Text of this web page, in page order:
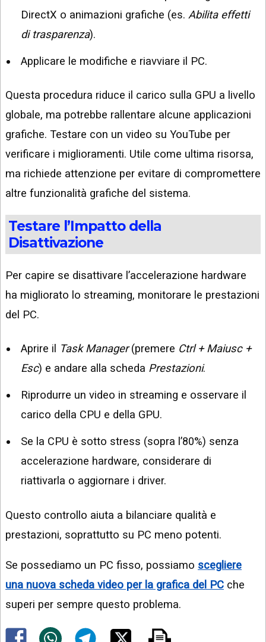
DirectX o animazioni grafiche (es. Abilita effetti
di trasparenza).
Applicare le modifiche e riavviare il PC.
Questa procedura riduce il carico sulla GPU a livello
globale, ma potrebbe rallentare alcune applicazioni
grafiche. Testare con un video su YouTube per
verificare i miglioramenti. Utile come ultima risorsa,
ma richiede attenzione per evitare di compromettere
altre funzionalità grafiche del sistema.
Testare l’Impatto della
Disattivazione
Per capire se disattivare l’accelerazione hardware
ha migliorato lo streaming, monitorare le prestazioni
del PC.
Aprire il Task Manager(premere Ctrl + Maiusc +
Esc) e andare alla scheda Prestazioni.
Riprodurre un video in streaming e osservare il
carico della CPU e della GPU.
Se la CPU è sotto stress (sopra l’80%) senza
accelerazione hardware, considerare di
riattivarla o aggiornare i driver.
Questo controllo aiuta a bilanciare qualità e
prestazioni, soprattutto su PC meno potenti.
Se possediamo un PC fisso, possiamo scegliere
una nuova scheda video per la grafica del PC che
superi per sempre questo problema.